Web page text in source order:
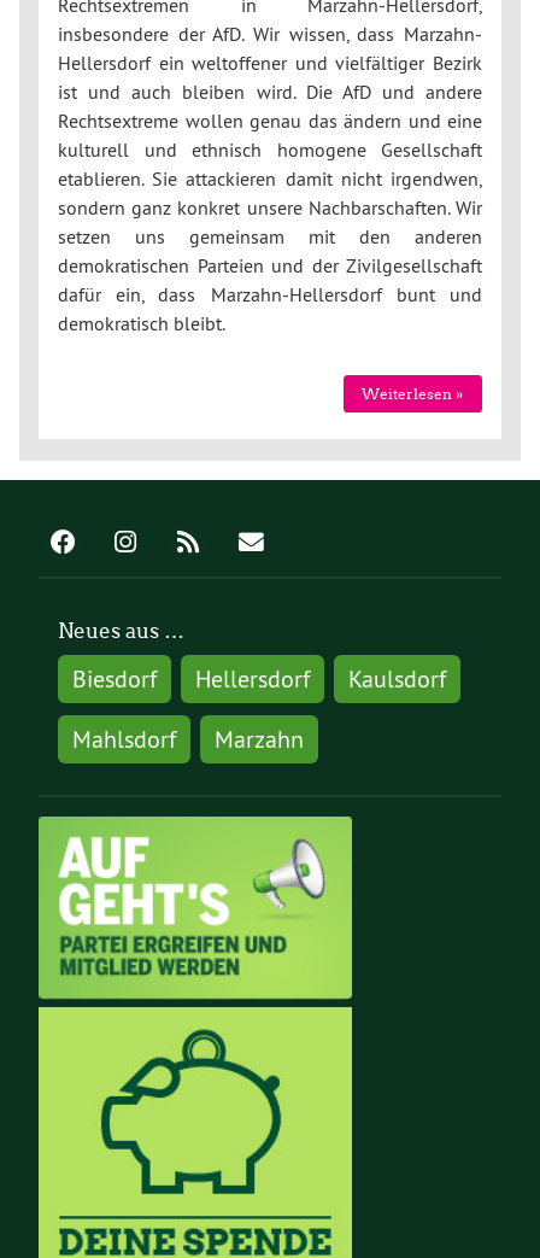
insbesondere der AfD. Wir wissen, dass Marzahn-
Hellersdorf ein weltoffener und vielfältiger Bezirk
ist und auch bleiben wird. Die AfD und andere
Rechtsextreme wollen genau das ändern und eine
kulturell und ethnisch homogene Gesellschaft
etablieren. Sie attackieren damit nicht irgendwen,
sondern ganz konkret unsere Nachbarschaften. Wir
setzen uns gemeinsam mit den anderen
demokratischen Parteien und der Zivilgesellschaft
dafür ein, dass Marzahn-Hellersdorf bunt und
demokratisch bleibt.
Weiterlesen »
Neues aus …
Biesdorf Hellersdorf
Kaulsdorf
Mahlsdorf
Marzahn